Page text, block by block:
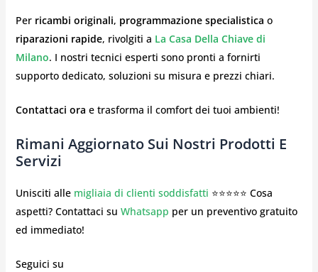
Per ricambi originali, programmazione specialistica o
riparazioni rapide, rivolgiti a La Casa Della Chiave di
Milano. I nostri tecnici esperti sono pronti a fornirti
supporto dedicato, soluzioni su misura e prezzi chiari.
Contattaci ora e trasforma il comfort dei tuoi ambienti!
Rimani Aggiornato Sui Nostri Prodotti E
Servizi
Unisciti alle migliaia di clienti soddisfatti ⭐⭐⭐⭐⭐ Cosa
aspetti? Contattaci su Whatsapp per un preventivo gratuito
ed immediato!
Seguici su